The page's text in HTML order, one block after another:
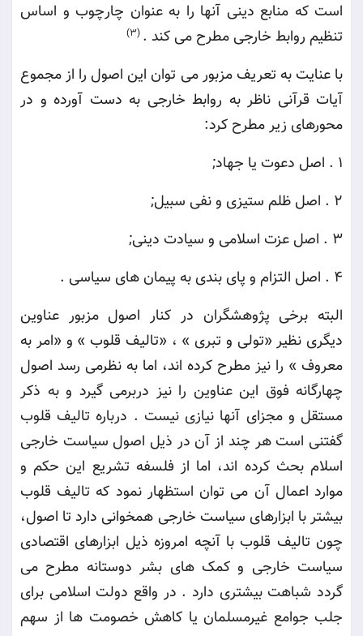
است که منابع دینی آنها را به عنوان چارچوب و اساس
تنظیم روابط خارجی مطرح می کند .
(3)
با عنایت به تعریف مزبور می توان این اصول را از مجموع
آیات قرآنی ناظر به روابط خارجی به دست آورده و در
محورهای زیر مطرح کرد:
1 .
اصل دعوت یا جهاد;
2 .
اصل ظلم ستیزی و نفی سبیل;
3 .
اصل عزت اسلامی و سیادت دینی;
4 .
اصل التزام و پای بندی به پیمان های سیاسی .
البته برخی پژوهشگران در کنار اصول مزبور عناوین
دیگری نظیر «تولی و تبری » ، «تالیف قلوب » و «امر به
معروف » را نیز مطرح کرده اند، اما به نظرمی رسد اصول
چهارگانه فوق این عناوین را نیز دربرمی گیرد و به ذکر
مستقل و مجزای آنها نیازی نیست . درباره تالیف قلوب
گفتنی است هر چند از آن در ذیل اصول سیاست خارجی
اسلام بحث کرده اند، اما از فلسفه تشریع این حکم و
موارد اعمال آن می توان استظهار نمود که تالیف قلوب
بیشتر با ابزارهای سیاست خارجی همخوانی دارد تا اصول،
چون تالیف قلوب با آنچه امروزه ذیل ابزارهای اقتصادی
سیاست خارجی و کمک های بشر دوستانه مطرح می
گردد شباهت بیشتری دارد . در واقع دولت اسلامی برای
جلب جوامع غیرمسلمان یا کاهش خصومت ها از سهم